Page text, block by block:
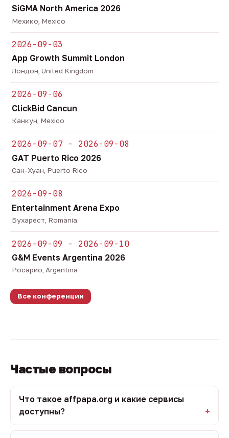
SiGMA North America 2026
Мехико, Mexico
2026-09-03
App Growth Summit London
Лондон, United Kingdom
2026-09-06
ClickBid Cancun
Канкун, Mexico
2026-09-07 - 2026-09-08
GAT Puerto Rico 2026
Сан-Хуан, Puerto Rico
2026-09-08
Entertainment Arena Expo
Бухарест, Romania
2026-09-09 - 2026-09-10
G&M Events Argentina 2026
Росарио, Argentina
Все конференции
Частые вопросы
Что такое affpapa.org и какие сервисы
доступны?